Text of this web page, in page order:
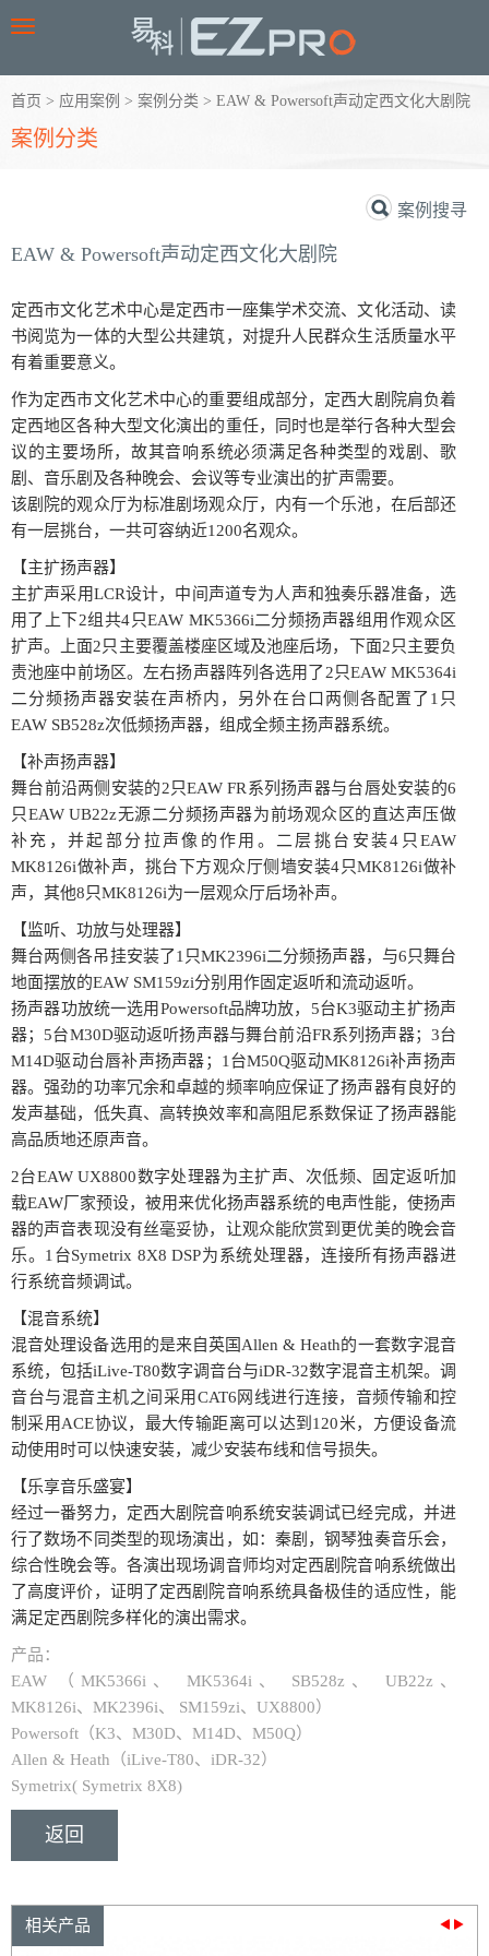
Toggle
首页 > 应用案例 > 案例分类 > EAW & Powersoft声动定西文化大剧院
案例分类
案例搜寻
EAW & Powersoft声动定西文化大剧院
定西市文化艺术中心是定西市一座集学术交流、文化活动、读
书阅览为一体的大型公共建筑，对提升人民群众生活质量水平
有着重要意义。
作为定西市文化艺术中心的重要组成部分，定西大剧院肩负着
定西地区各种大型文化演出的重任，同时也是举行各种大型会
议的主要场所，故其音响系统必须满足各种类型的戏剧、歌
剧、音乐剧及各种晚会、会议等专业演出的扩声需要。
该剧院的观众厅为标准剧场观众厅，内有一个乐池，在后部还
有一层挑台，一共可容纳近1200名观众。
【主扩扬声器】
主扩声采用LCR设计，中间声道专为人声和独奏乐器准备，选
用了上下2组共4只EAW MK5366i二分频扬声器组用作观众区
扩声。上面2只主要覆盖楼座区域及池座后场，下面2只主要负
责池座中前场区。左右扬声器阵列各选用了2只EAW MK5364i
二分频扬声器安装在声桥内，另外在台口两侧各配置了1只
EAW SB528z次低频扬声器，组成全频主扬声器系统。
【补声扬声器】
舞台前沿两侧安装的2只EAW FR系列扬声器与台唇处安装的6
只EAW UB22z无源二分频扬声器为前场观众区的直达声压做
补充，并起部分拉声像的作用。二层挑台安装4只EAW
MK8126i做补声，挑台下方观众厅侧墙安装4只MK8126i做补
声，其他8只MK8126i为一层观众厅后场补声。
【监听、功放与处理器】
舞台两侧各吊挂安装了1只MK2396i二分频扬声器，与6只舞台
地面摆放的EAW SM159zi分别用作固定返听和流动返听。
扬声器功放统一选用Powersoft品牌功放，5台K3驱动主扩扬声
器；5台M30D驱动返听扬声器与舞台前沿FR系列扬声器；3台
M14D驱动台唇补声扬声器；1台M50Q驱动MK8126i补声扬声
器。强劲的功率冗余和卓越的频率响应保证了扬声器有良好的
发声基础，低失真、高转换效率和高阻尼系数保证了扬声器能
高品质地还原声音。
2台EAW UX8800数字处理器为主扩声、次低频、固定返听加
载EAW厂家预设，被用来优化扬声器系统的电声性能，使扬声
器的声音表现没有丝毫妥协，让观众能欣赏到更优美的晚会音
乐。1台Symetrix 8X8 DSP为系统处理器，连接所有扬声器进
行系统音频调试。
【混音系统】
混音处理设备选用的是来自英国Allen & Heath的一套数字混音
系统，包括iLive-T80数字调音台与iDR-32数字混音主机架。调
音台与混音主机之间采用CAT6网线进行连接，音频传输和控
制采用ACE协议，最大传输距离可以达到120米，方便设备流
动使用时可以快速安装，减少安装布线和信号损失。
【乐享音乐盛宴】
经过一番努力，定西大剧院音响系统安装调试已经完成，并进
行了数场不同类型的现场演出，如：秦剧，钢琴独奏音乐会，
综合性晚会等。各演出现场调音师均对定西剧院音响系统做出
了高度评价，证明了定西剧院音响系统具备极佳的适应性，能
满足定西剧院多样化的演出需求。
产品：
EAW （MK5366i、 MK5364i、 SB528z、 UB22z、
MK8126i、MK2396i、 SM159zi、UX8800）
Powersoft（K3、M30D、M14D、M50Q）
Allen & Heath（iLive-T80、iDR-32）
Symetrix( Symetrix 8X8)
返回
相关产品